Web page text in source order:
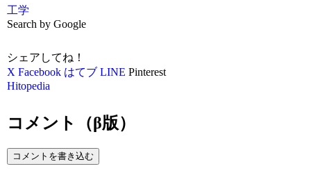
工学
Search by Google
シェアしてね！
X Facebook はてブ LINE Pinterest
Hitopedia
コメント（β版）
コメントを書き込む